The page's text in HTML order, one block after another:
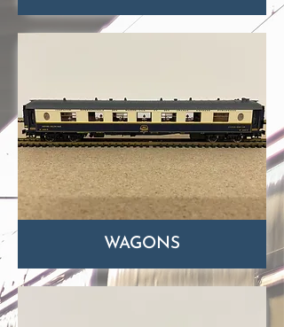
WAGONS